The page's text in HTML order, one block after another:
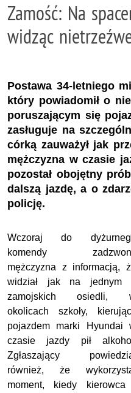
Zamość: Na
widząc
Postawa 34-letniego
który powiadomił o
poruszającym się
zasługuje na
córką zauważył jak
mężczyzna w czasie
pozostał obojętny
dalszą jazdę, a o
policję.
Wczoraj do
komendy
mężczyzna z informacją,
widział jak na jednym
zamojskich osiedli,
okolicach szkoły,
pojazdem marki Hyundai
czasie jazdy pił
Zgłaszający
również, że
moment, kiedy